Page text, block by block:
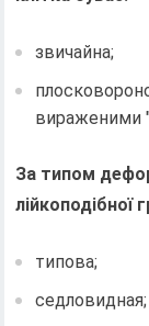
звичайна;
вираженими
За типом
лійкоподібної
типова;
седловидная;